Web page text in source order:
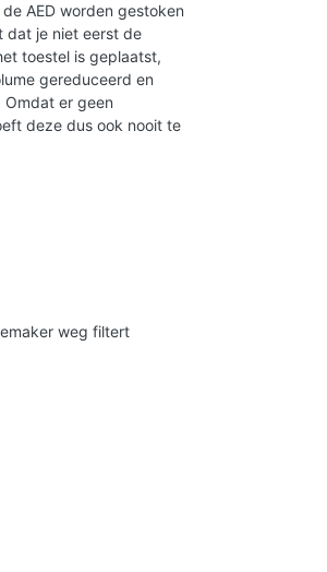
AED worden gestoken
dat je niet eerst de
toestel is geplaatst,
gereduceerd en
er geen
deze dus ook nooit te
weg filtert